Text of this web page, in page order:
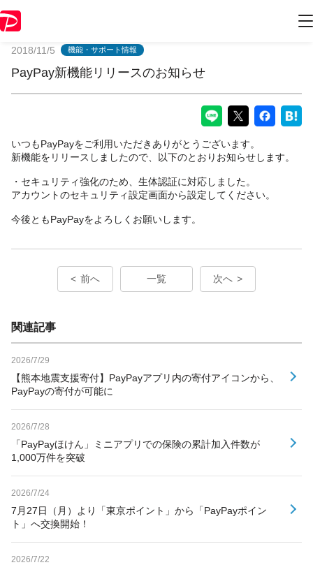
2018/11/5 機能・サポート情報
PayPay新機能リリースのお知らせ
いつもPayPayをご利用いただきありがとうございます。
新機能をリリースしましたので、以下のとおりお知らせします。
・セキュリティ強化のため、生体認証に対応しました。
アカウントのセキュリティ設定画面から設定してください。
今後ともPayPayをよろしくお願いします。
前へ 一覧 次へ
関連記事
2026/7/29
【熊本地震支援寄付】PayPayアプリ内の寄付アイコンから、
PayPayの寄付が可能に
2026/7/28
「PayPayほけん」ミニアプリでの保険の累計加入件数が
1,000万件を突破
2026/7/24
7月27日（月）より「東京ポイント」から「PayPayポイン
ト」へ交換開始！
2026/7/22